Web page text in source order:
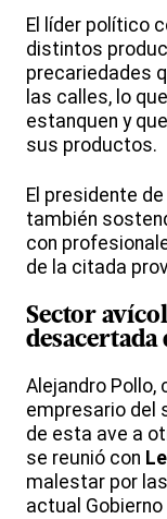
El líder político
distintos
precariedades
las calles, lo
estanquen y
sus productos.
El presidente
también
con
de la citada
Sector
Alejandro Pollo,
empresario del
de esta ave a
se reunió con
malestar por
actual